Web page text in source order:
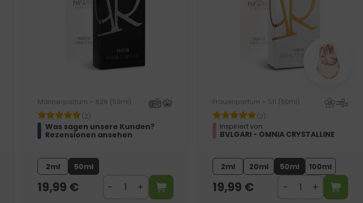
Männerparfum – 628 (50ml)
(2)
Was sagen unsere Kunden?
Rezensionen ansehen
2ml 50ml
19,99 €
Frauenparfum – 511 (50ml)
(2)
Inspiriert von:
BVLGARI - OMNIA CRYSTALLINE
2ml 20ml 50ml 100ml
19,99 €